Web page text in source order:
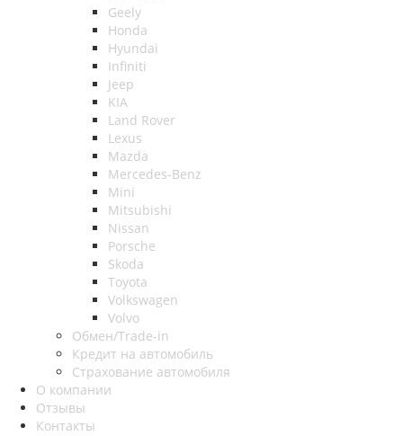
Geely
Honda
Hyundai
Infiniti
Jeep
KIA
Land Rover
Lexus
Mazda
Mercedes-Benz
Mini
Mitsubishi
Nissan
Porsche
Skoda
Toyota
Volkswagen
Volvo
Обмен/Trade-in
Кредит на автомобиль
Страхование автомобиля
О компании
Отзывы
Контакты